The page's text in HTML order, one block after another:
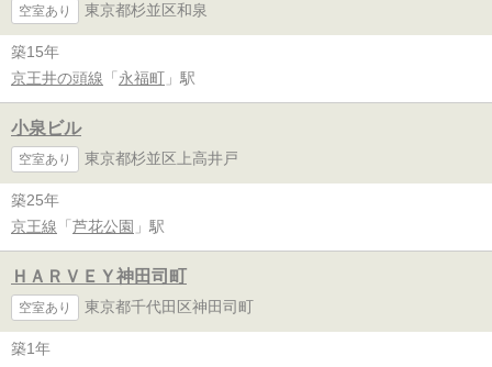
空室あり 東京都杉並区和泉
築15年
京王井の頭線 「 永福町 」駅
小泉ビル
空室あり 東京都杉並区上高井戸
築25年
京王線 「 芦花公園 」駅
ＨＡＲＶＥＹ神田司町
空室あり 東京都千代田区神田司町
築1年